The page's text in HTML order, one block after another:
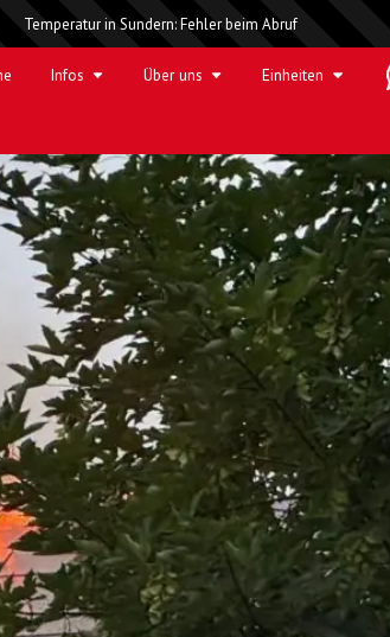
Temperatur in Sundern: Fehler beim Abruf
Infos Über uns Einheiten
Dachstuhlbrand